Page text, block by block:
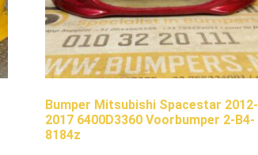
Bumper Mitsubishi Spacestar 2012-
2017 6400D3360 Voorbumper 2-B4-
8184z